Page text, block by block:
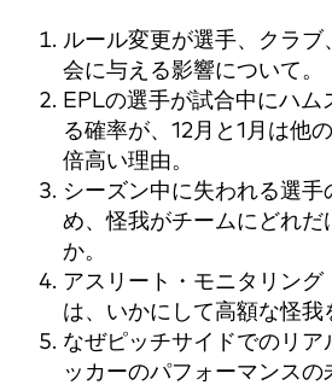
ルール変更が選手、クラブ
会に与える影響について。
EPLの選手が試合中にハム
る確率が、12月と1月は他
倍高い理由。
シーズン中に失われる選手
め、怪我がチームにどれだ
か。
アスリート・モニタリング
は、いかにして高額な怪我
なぜピッチサイドでのリア
ッカーのパフォーマンスの